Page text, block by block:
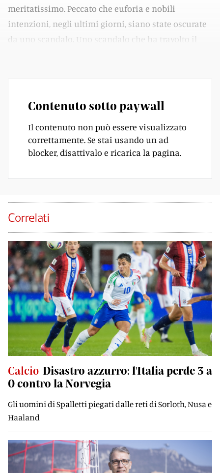
meritatissimo. Peccato che euforia e nobili
intenzioni, negli ultimi giorni, siano state oscurate
da uno scandalo. Uno scandalo che ha travolto il
Contenuto sotto paywall
Il contenuto non può essere visualizzato
correttamente. Se stai usando un ad
blocker, disattivalo e ricarica la pagina.
Correlati
Calcio Disastro azzurro: l'Italia perde 3 a
0 contro la Norvegia
Gli uomini di Spalletti piegati dalle reti di Sorloth, Nusa e
Haaland